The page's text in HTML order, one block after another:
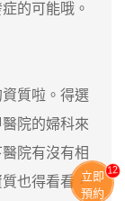
的可能哦。
質啦。得選
院的婦科來
院有沒有相
也得看看，立即
預約
13